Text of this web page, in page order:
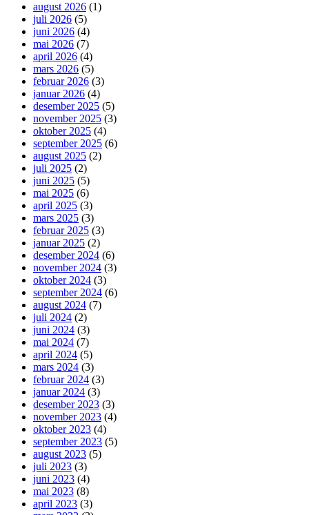
august 2026 (1)
juli 2026 (5)
juni 2026 (4)
mai 2026 (7)
april 2026 (4)
mars 2026 (5)
februar 2026 (3)
januar 2026 (4)
desember 2025 (5)
november 2025 (3)
oktober 2025 (4)
september 2025 (6)
august 2025 (2)
juli 2025 (2)
juni 2025 (5)
mai 2025 (6)
april 2025 (3)
mars 2025 (3)
februar 2025 (3)
januar 2025 (2)
desember 2024 (6)
november 2024 (3)
oktober 2024 (3)
september 2024 (6)
august 2024 (7)
juli 2024 (2)
juni 2024 (3)
mai 2024 (7)
april 2024 (5)
mars 2024 (3)
februar 2024 (3)
januar 2024 (3)
desember 2023 (3)
november 2023 (4)
oktober 2023 (4)
september 2023 (5)
august 2023 (5)
juli 2023 (3)
juni 2023 (4)
mai 2023 (8)
april 2023 (3)